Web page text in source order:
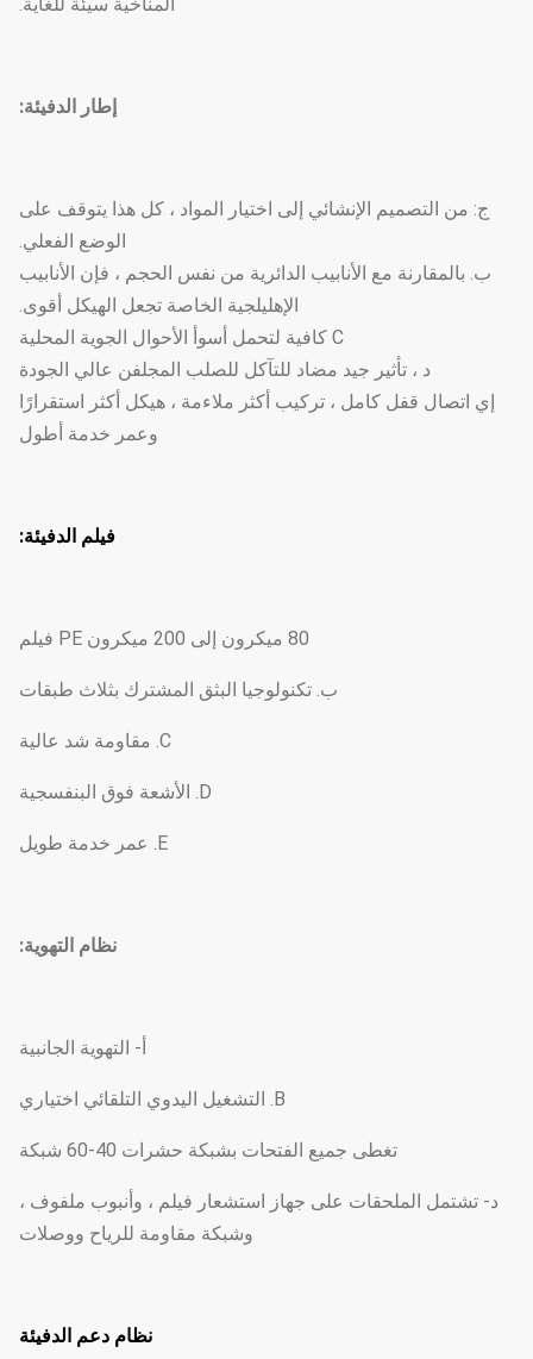
إطار الدفيئة:
ج: من التصميم الإنشائي إلى اختيار المواد ، كل هذا يتوقف على
الوضع الفعلي.
ب. بالمقارنة مع الأنابيب الدائرية من نفس الحجم ، فإن الأنابيب
الإهليلجية الخاصة تجعل الهيكل أقوى.
C كافية لتحمل أسوأ الأحوال الجوية المحلية
د ، تأثير جيد مضاد للتآكل للصلب المجلفن عالي الجودة
إي اتصال قفل كامل ، تركيب أكثر ملاءمة ، هيكل أكثر استقرارًا
وعمر خدمة أطول
فيلم الدفيئة:
80 ميكرون إلى 200 ميكرون PE فيلم
ب. تكنولوجيا البثق المشترك بثلاث طبقات
C. مقاومة شد عالية
D. الأشعة فوق البنفسجية
E. عمر خدمة طويل
نظام التهوية:
أ- التهوية الجانبية
B. التشغيل اليدوي التلقائي اختياري
تغطى جميع الفتحات بشبكة حشرات 40-60 شبكة
د- تشتمل الملحقات على جهاز استشعار فيلم ، وأنبوب ملفوف ،
وشبكة مقاومة للرياح ووصلات
نظام دعم الدفيئة